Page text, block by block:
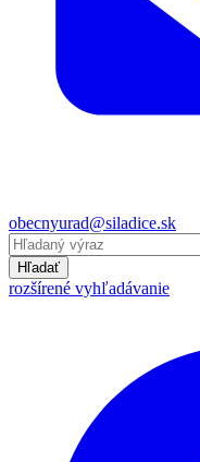
obecnyurad@siladice.sk
Hľadať
rozšírené vyhľadávanie